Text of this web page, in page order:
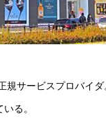
サービスプロバイ
る。